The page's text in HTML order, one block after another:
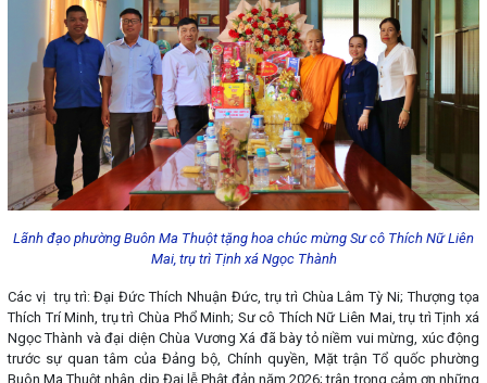
Lãnh đạo phường Buôn Ma Thuột tặng hoa chúc mừng Sư cô Thích Nữ Liên
Mai, trụ trì Tịnh xá Ngọc Thành
Các vị trụ trì: Đại Đức Thích Nhuận Đức, trụ trì Chùa Lâm Tỳ Ni; Thượng tọa
Thích Trí Minh, trụ trì Chùa Phổ Minh; Sư cô Thích Nữ Liên Mai, trụ trì Tịnh xá
Ngọc Thành và đại diện Chùa Vương Xá đã bày tỏ niềm vui mừng, xúc động
trước sự quan tâm của Đảng bộ, Chính quyền, Mặt trận Tổ quốc phường
Buôn Ma Thuột nhân dịp Đại lễ Phật đản năm 2026; trân trọng cảm ơn những